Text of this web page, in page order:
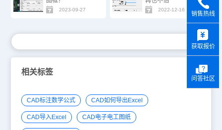
2023-09-27 2022-12-16
相关标签
CAD标注数学公式 CAD如何导出Excel
CAD导入Excel CAD电子电工图纸
销售热线
获取报价
问答社区